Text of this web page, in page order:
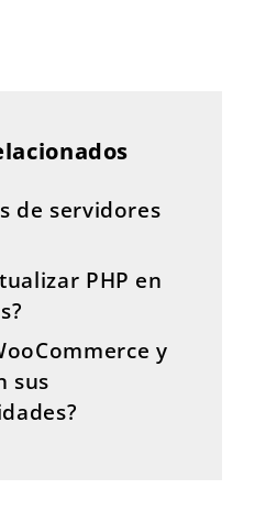
de servidores
PHP en
y
sus